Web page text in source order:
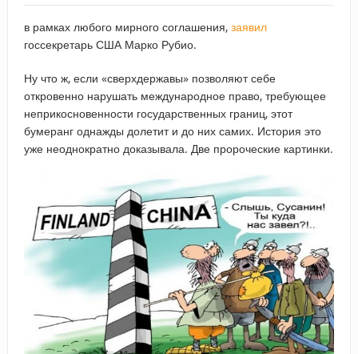
в рамках любого мирного соглашения, заявил
госсекретарь США Марко Рубио.
Ну что ж, если «сверхдержавы» позволяют себе
откровенно нарушать международное право, требующее
неприкосновенности государственных границ, этот
бумеранг однажды долетит и до них самих. История это
уже неоднократно доказывала. Две пророческие картинки.